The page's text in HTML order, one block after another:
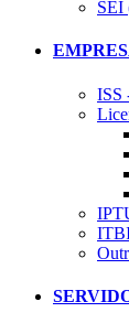
SEI
ISS